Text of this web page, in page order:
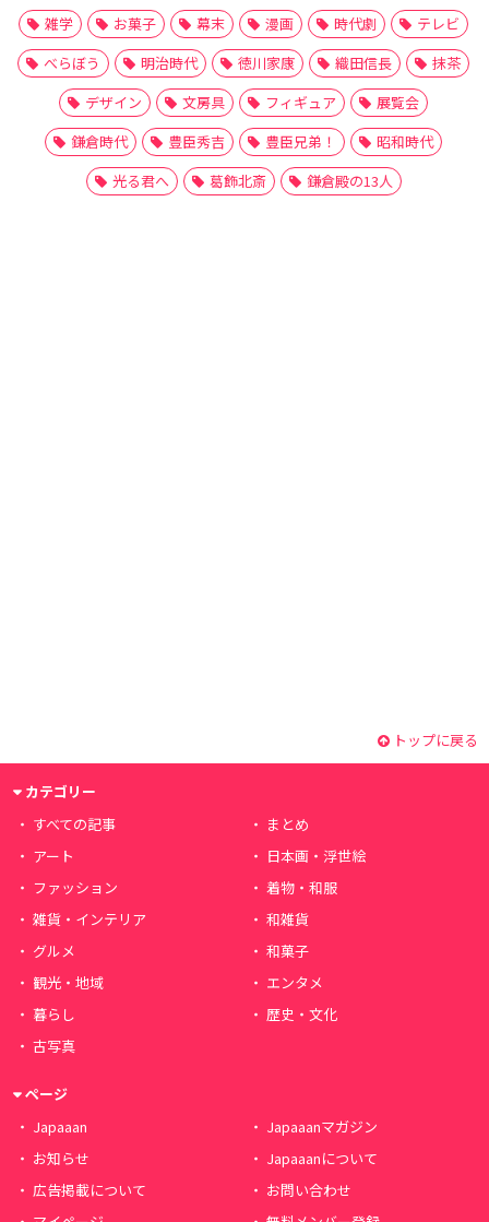
雑学
お菓子 幕末 漫画 時代劇
テレビ
べらぼう
明治時代 徳川家康 織田信長
抹茶
デザイン
文房具 フィギュア
展覧会
鎌倉時代
豊臣秀吉 豊臣兄弟！
昭和時代
光る君へ
葛飾北斎 鎌倉殿の13人
トップに戻る
カテゴリー
すべての記事
まとめ
アート
日本画・浮世絵
ファッション
着物・和服
雑貨・インテリア
和雑貨
グルメ
和菓子
観光・地域
エンタメ
暮らし
歴史・文化
古写真
ページ
Japaaan
Japaaanマガジン
お知らせ
Japaaanについて
広告掲載について
お問い合わせ